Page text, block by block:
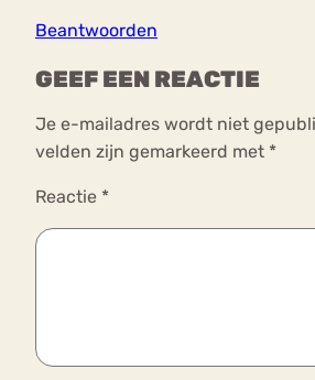
Beantwoorden
GEEF EEN REACTIE
Je e-mailadres wordt niet
velden zijn gemarkeerd met *
Reactie *